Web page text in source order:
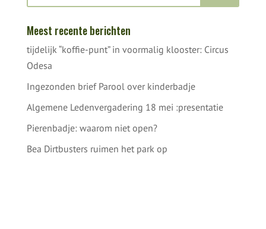
Meest recente berichten
tijdelijk “koffie-punt” in voormalig klooster: Circus
Odesa
Ingezonden brief Parool over kinderbadje
Algemene Ledenvergadering 18 mei :presentatie
Pierenbadje: waarom niet open?
Bea Dirtbusters ruimen het park op